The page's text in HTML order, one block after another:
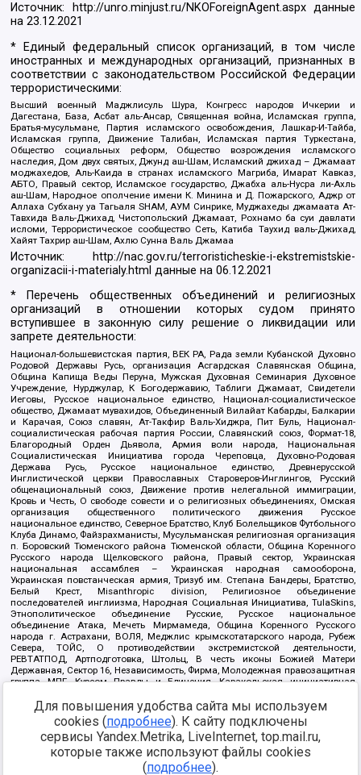
Источник: http://unro.minjust.ru/NKOForeignAgent.aspxданные
на23.12.2021
* Единый федеральный список организаций, в том числе
иностранных и международных организаций, признанных в
соответствии с законодательством Российской Федерации
террористическими:
Высший военный Маджлисуль Шура, Конгресс народов Ичкерии и
Дагестана, База, Асбат аль-Ансар, Священная война, Исламская группа,
Братья-мусульмане, Партия исламского освобождения, Лашкар-И-Тайба,
Исламская группа, Движение Талибан, Исламская партия Туркестана,
Общество социальных реформ, Общество возрождения исламского
наследия, Дом двух святых, Джунд аш-Шам, Исламский джихад – Джамаат
моджахедов, Аль-Каида в странах исламского Магриба, Имарат Кавказ,
АБТО, Правый сектор, Исламское государство, Джабха аль-Нусра ли-Ахль
аш-Шам, Народное ополчение имени К. Минина и Д. Пожарского, Аджр от
Аллаха Субхану уа Тагьаля SHAM, АУМ Синрике, Муджахеды джамаата Ат-
Тавхида Валь-Джихад, Чистопольский Джамаат, Рохнамо ба суи давлати
исломи, Террористическое сообщество Сеть, Катиба Таухид валь-Джихад,
Хайят Тахрир аш-Шам, Ахлю Сунна Валь Джамаа
Источник:
http://nac.gov.ru/terroristicheskie-i-ekstremistskie-
organizacii-i-materialy.html данные на06.12.2021
* Перечень общественных объединений и религиозных
организаций в отношении которых судом принято
вступившее в законную силу решение о ликвидации или
запрете деятельности:
Национал-большевистская партия, ВЕК РА, Рада земли Кубанской Духовно
Родовой Державы Русь, организация Асгардская Славянская Община,
Община Капища Веды Перуна, Мужская Духовная Семинария Духовное
Учреждение, Нурджулар, К Богодержавию, Таблиги Джамаат, Свидетели
Иеговы, Русское национальное единство, Национал-социалистическое
общество, Джамаат мувахидов, Объединенный Вилайат Кабарды, Балкарии
и Карачая, Союз славян, Ат-Такфир Валь-Хиджра, Пит Буль, Национал-
социалистическая рабочая партия России, Славянский союз, Формат-18,
Благородный Орден Дьявола, Армия воли народа, Национальная
Социалистическая Инициатива города Череповца, Духовно-Родовая
Держава Русь, Русское национальное единство, Древнерусской
Инглистической церкви Православных Староверов-Инглингов, Русский
общенациональный союз, Движение против нелегальной иммиграции,
Кровь и Честь, О свободе совести и о религиозных объединениях, Омская
организация общественного политического движения Русское
национальное единство, Северное Братство, Клуб Болельщиков Футбольного
Клуба Динамо, Файзрахманисты, Мусульманская религиозная организация
п. Боровский Тюменского района Тюменской области, Община Коренного
Русского народа Щелковского района, Правый сектор, Украинская
национальная ассамблея – Украинская народная самооборона,
Украинская повстанческая армия, Тризуб им. Степана Бандеры, Братство,
Белый Крест, Misanthropic division, Религиозное объединение
последователей инглиизма, Народная Социальная Инициатива, TulaSkins,
Этнополитическое объединение Русские, Русское национальное
объединение Атака, Мечеть Мирмамеда, Община Коренного Русского
народа г. Астрахани, ВОЛЯ, Меджлис крымскотатарского народа, Рубеж
Севера, ТОЙС, О противодействии экстремистской деятельности,
РЕВТАТПОД, Артподготовка, Штольц, В честь иконы Божией Матери
Державная, Сектор 16, Независимость, Фирма, Молодежная правозащитная
группа МПГ, Курсом Правды и Единения, Каракольская инициативная
Благотворительный пансионат Ак Умут, Русская республика Русь,
Арестантское уголовное единство, Башкорт, Нация и свобода, W.H.С., Фалунь
Дафа, Иртыш Ultras, Русский Патриотический клуб-Новокузнецк/РПК,
Сибирский державный союз, Фонд борьбы с коррупцией, Фонд защиты прав
граждан, Штабы Навального, Совет граждан СССР Прикубанского округа г.
Краснодара
Для повышения удобства сайта мы используем
cookies (подробнее). К сайту подключены
сервисы Yandex.Metrika, LiveInternet, top.mail.ru,
которые также используют файлы cookies
(подробнее).